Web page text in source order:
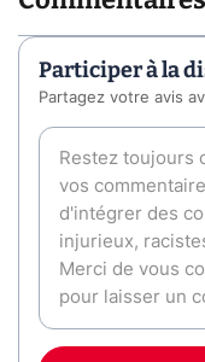
Participer à la
Partagez votre avis